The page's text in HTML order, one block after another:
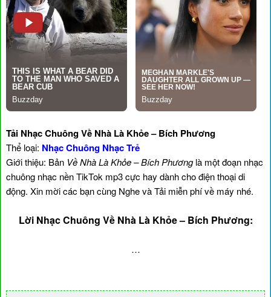
Tải Nhạc Chuông Về Nhà Là Khỏe – Bích Phương
Thể loại: Nhạc Chuông Nhạc Trẻ
Giới thiệu: Bản Về Nhà Là Khỏe – Bích Phươnglà một đoạn nhạc
chuông nhạc nền TikTok mp3 cực hay dành cho điện thoại di
động. Xin mời các bạn cùng Nghe và Tải miễn phí về máy nhé.
Lời Nhạc Chuông Về Nhà Là Khỏe – Bích Phương:
…